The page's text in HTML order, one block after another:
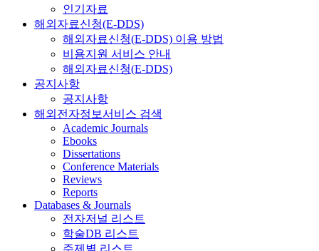
인기자료
해외자료신청(E-DDS)
해외자료신청(E-DDS) 이용 방법
비용지원 서비스 안내
해외자료신청(E-DDS)
공지사항
공지사항
해외전자정보서비스 검색
Academic Journals
Ebooks
Dissertations
Conference Materials
Reviews
Reports
Databases & Journals
전자저널 리스트
학술DB 리스트